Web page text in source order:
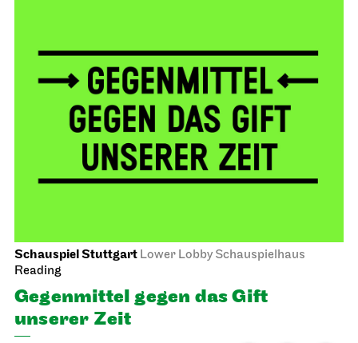
Schauspiel Stuttgart Lower Lobby Schauspielhaus
Reading
Gegenmittel gegen das Gift
unserer Zeit